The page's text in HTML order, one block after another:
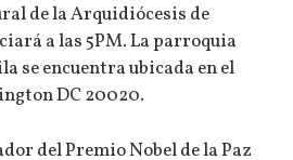
de la Arquidiócesis de
a las 5PM. La parroquia
se encuentra ubicada en el
DC 20020.
del Premio Nobel de la Paz